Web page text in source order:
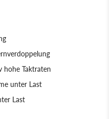
hohe Taktraten
unter Last
Last